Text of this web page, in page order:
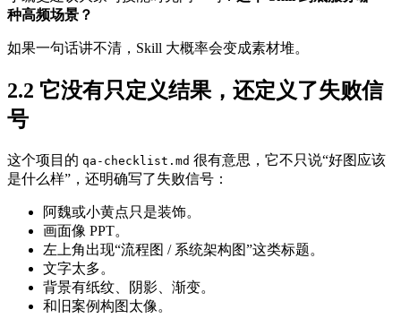
种高频场景？
如果一句话讲不清，Skill 大概率会变成素材堆。
2.2 它没有只定义结果，还定义了失败信
号
这个项目的 qa-checklist.md 很有意思，它不只说“好图应该
是什么样”，还明确写了失败信号：
阿魏或小黄点只是装饰。
画面像 PPT。
左上角出现“流程图 / 系统架构图”这类标题。
文字太多。
背景有纸纹、阴影、渐变。
和旧案例构图太像。